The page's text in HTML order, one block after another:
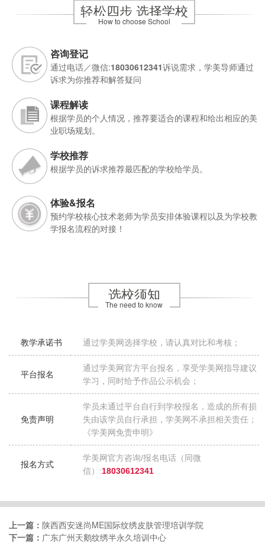
轻松四步 选择学校
How to choose School
咨询登记
通过电话／微信:18030612341诉说需求，学美导师通过
诉求为你推荐和解答疑问
课程解读
根据学员的个人情况，推荐要适合的课程和给出相应的美
业职场规划。
学校推荐
根据学员的诉求推荐最匹配的学校给学员。
体验&报名
预约学校核心技术老师为学员安排体验课程以及为学校教
学报名流程的对接！
选校须知
The need to know
教学承诺书 通过学美网选择学校，请认真对比和考核；
平台报名
通过学美网官方平台报名，享受学美网指导建议
学习，同时给予作品公示机会；
免责声明
学员未通过平台自行到学校报名，造成的所有损
失由该学员自行承担，学美网不承担相关责任；
《学美网免责申明》
报名方式
学美网官方咨询/报名电话（同微
信）:18030612341
上一篇： 陕西西安迷尚ME国际纹绣皮肤管理培训学院
下一篇： 广东​广州天鹅纹绣半永久培训中心